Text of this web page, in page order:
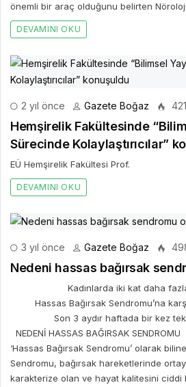
önemli bir araç olduğunu belirten Nöroloji
DEVAMINI OKU
2 yıl önce Gazete Boğaz 421
Hemşirelik Fakültesinde
Sürecinde Kolaylaştırıcılar”
EÜ Hemşirelik Fakültesi Prof.
DEVAMINI OKU
3 yıl önce Gazete Boğaz
Nedeni hassas bağırsak
Kadınlarda iki kat daha
Hassas Bağırsak
Son 3 aydır haftada bir kez
NEDENİ HASSAS BAĞIRSAK
‘Hassas Bağırsak Sendromu’ olarak
Sendromu, bağırsak hareketlerinde
karakterize olan ve hayat kalitesini ciddi